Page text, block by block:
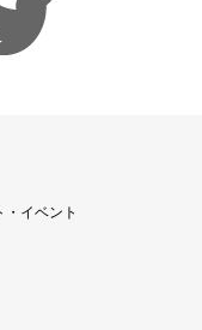
・イベント